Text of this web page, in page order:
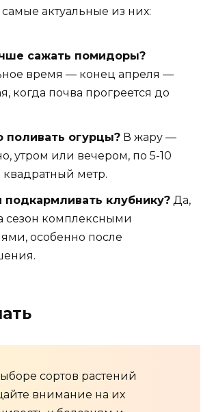
самые актуальные из них:
сажать помидоры?
время — конец апреля —
когда почва прогреется до
поливать огурцы? В жару —
утром или вечером, по 5-10
квадратный метр.
подкармливать клубнику? Да,
сезон комплексными
особенно после
сортов растений
внимание на их